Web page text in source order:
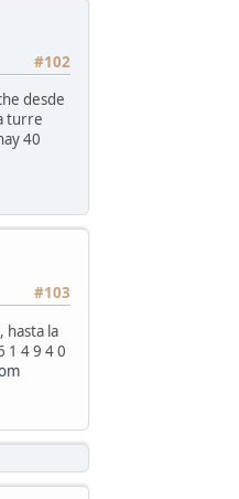
#102
desde
turre
40
#103
hasta la
1 4 9 4 0